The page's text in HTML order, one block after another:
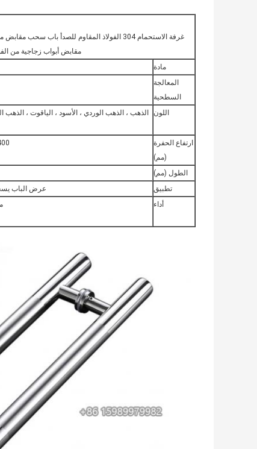
غرفة الاستحمام 304 الفولاذ المقاوم للصدأ
مقابض أبواب زجاجية من
مادة
المعالجة
السطحية
اللون
الذهب ، الذهب الوردي ، الأسود ، الياقوت ، الذهب
ارتفاع الحفرة
(مم)
400 مم / 800 مم / 1100 مم / 1400 مم ، يمكن
الطول (مم)
تطبيق
عرض الباب
أداء